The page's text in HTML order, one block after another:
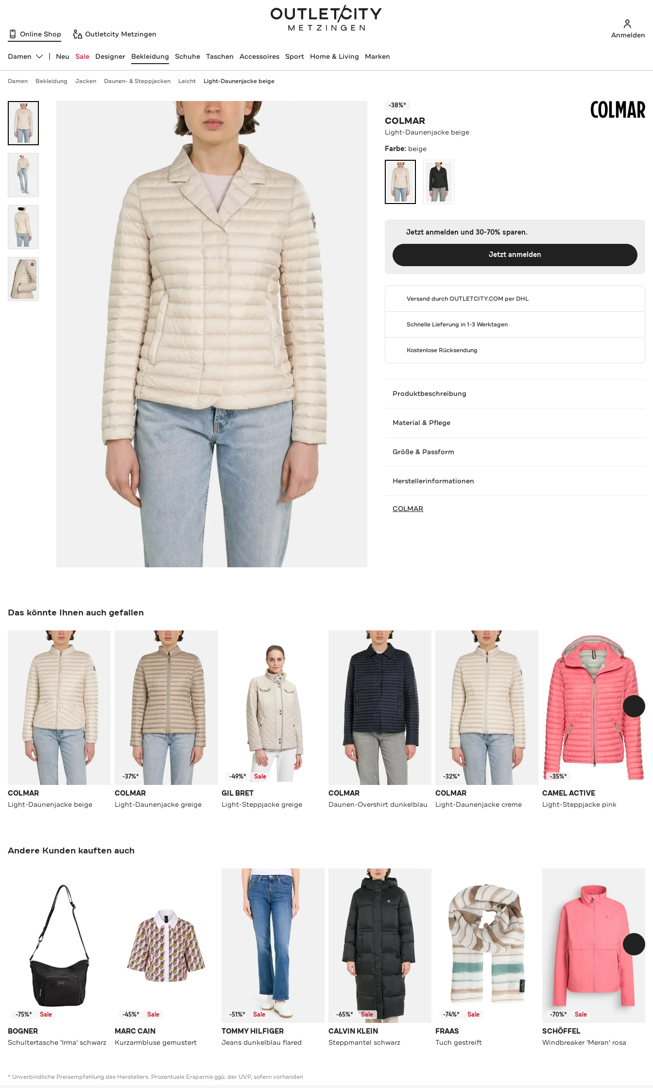
Online Shop Outletcity Metzingen Anmelden
Abteilung ändern, ausgewählt:
Damen Neu Sale Designer Bekleidung Schuhe Taschen Accessoires Sport Home & Living Marken
Damen Bekleidung Jacken Daunen- & Steppjacken Leicht Light-Daunenjacke beige
-38%*
COLMAR
Light-Daunenjacke beige
Farbe: beige
Jetzt anmelden und 30-70% sparen.
Jetzt anmelden
Versand durchOUTLETCITY.COM per DHL
Schnelle Lieferung in 1-3 Werktagen
Kostenlose Rücksendung
Produktbeschreibung
Material & Pflege
Größe & Passform
Herstellerinformationen
COLMAR
Das könnte Ihnen auch gefallen
COLMAR
Light-Daunenjacke beige
-37%*
COLMAR
Light-Daunenjacke greige
-49%* Sale
GIL BRET
Light-Steppjacke greige
COLMAR
Daunen-Overshirt dunkelblau
-32%*
COLMAR
Light-Daunenjacke creme
-35%*
CAMEL ACTIVE
Light-Steppjacke pink
Andere Kunden kauften auch
-75%* Sale
BOGNER
Schultertasche 'Irma' schwarz
-45%* Sale
MARC CAIN
Kurzarmbluse gemustert
-51%* Sale
TOMMY HILFIGER
Jeans dunkelblau flared
-65%* Sale
CALVIN KLEIN
Steppmantel schwarz
-74%* Sale
FRAAS
Tuch gestreift
-70%* Sale
SCHÖFFEL
Windbreaker 'Meran' rosa
* Unverbindliche Preisempfehlung des Herstellers. Prozentuale Ersparnis ggü. der UVP, sofern vorhanden